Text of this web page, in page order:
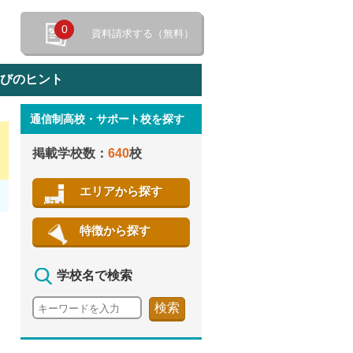
0 資料請求する（無料）
のヒント
通信制高校・サポート校を探す
掲載学校数： 640校
エリアから探す
特徴から探す
学校名で検索